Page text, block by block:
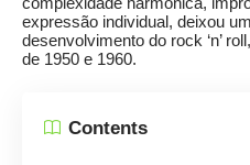
expressão individual, deixou
desenvolvimento do rock ‘n’
de 1950 e 1960.
Contents